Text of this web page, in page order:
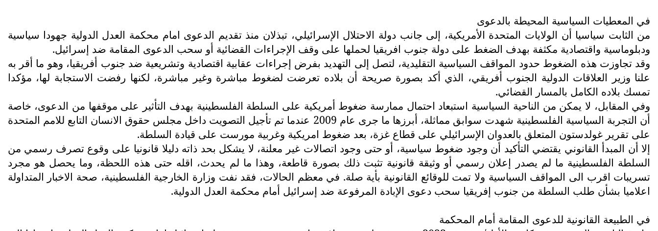
في المعطيات السياسية المحيطة بالدعوى
من الثابت سياسيا أن الولايات المتحدة الأمريكية، إلى جانب دولة الاحتلال الإسرائيلي، تبذلان منذ تقديم الدعوى امام محكمة العدل الدولية جهودا سياسية
ودبلوماسية واقتصادية مكثفة بهدف الضغط على دولة جنوب افريقيا لحملها على وقف الإجراءات القضائية أو سحب الدعوى المقامة ضد إسرائيل.
وقد تجاوزت هذه الضغوط حدود المواقف السياسية التقليدية، لتصل إلى التهديد بفرض إجراءات عقابية اقتصادية وتشريعية ضد جنوب أفريقيا، وهو ما أقر به
علنا وزير العلاقات الدولية الجنوب أفريقي، الذي أكد بصورة صريحة أن بلاده تعرضت لضغوط مباشرة وغير مباشرة، لكنها رفضت الاستجابة لها، مؤكدا
تمسك بلاده الكامل بالمسار القضائي.
وفي المقابل، لا يمكن من الناحية السياسية استبعاد احتمال ممارسة ضغوط أمريكية على السلطة الفلسطينية بهدف التأثير على موقفها من الدعوى، خاصة
أن التجربة السياسية الفلسطينية شهدت سوابق مماثلة، أبرزها ما جرى عام 2009 عندما تم تأجيل التصويت داخل مجلس حقوق الانسان التابع للامم المتحدة
على تقرير غولدستون المتعلق بالعدوان الإسرائيلي على قطاع غزة، بعد ضغوط امريكية وغربية مورست على قيادة السلطة.
إلا أن المبدأ القانوني يقتضي التأكيد أن وجود ضغوط سياسية، أو حتى وجود اتصالات غير معلنة، لا يشكل بحد ذاته دليلا قانونيا على وقوع تصرف رسمي من
السلطة الفلسطينية ما لم يصدر إعلان رسمي أو وثيقة قانونية تثبت ذلك بصورة قاطعة، وهذا ما لم يحدث، اقله حتى هذه اللحظة، وما يحصل هو مجرد
تسريبات اقرب الى المواقف السياسية ولا تمت للوقائع القانونية بأية صلة. في معظم الحالات، فقد نفت وزارة الخارجية الفلسطينية، صحة الاخبار المتداولة
اعلاميا بشأن طلب السلطة من جنوب إفريقيا سحب دعوى الإبادة المرفوعة ضد إسرائيل أمام محكمة العدل الدولية.
في الطبيعة القانونية للدعوى المقامة أمام المحكمة